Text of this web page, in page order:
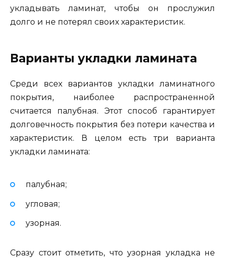
укладывать ламинат, чтобы он прослужил
долго и не потерял своих характеристик.
Варианты укладки ламината
Среди всех вариантов укладки ламинатного
покрытия, наиболее распространенной
считается палубная. Этот способ гарантирует
долговечность покрытия без потери качества и
характеристик. В целом есть три варианта
укладки ламината:
палубная;
угловая;
узорная.
Сразу стоит отметить, что узорная укладка не